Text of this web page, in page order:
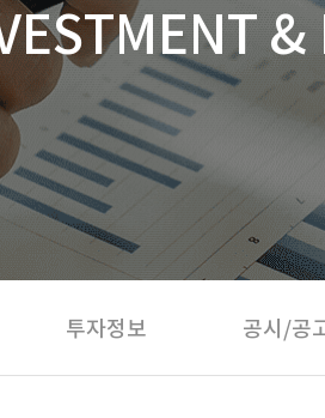
투자정보 공시/공